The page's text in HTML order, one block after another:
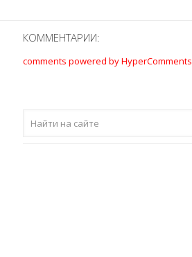
КОММЕНТАРИИ:
comments powered by HyperComments